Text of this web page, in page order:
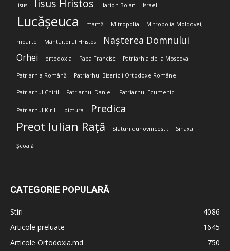
Iisus Iisus Hristos Ilarion Boian Israel
Lucășeuca mamă Mitropolia Mitropolia Moldovei;
moarte Mântuitorul Hristos Nașterea Domnului
Orhei ortodoxia Papa Francisc Patriarhia de la Moscova
Patriarhia Română Patriarhul Bisericii Ortodoxe Române
Patriarhul Chiril Patriarhul Daniel Patriarhul Ecumenic
Patriarhul Kirill pictura Predica
Preot Iulian Rață Sfaturi duhovnicești; Sinaxa
Școală
CATEGORIE POPULARĂ
Stiri
4086
Articole preluate
1645
Articole Ortodoxia.md
750